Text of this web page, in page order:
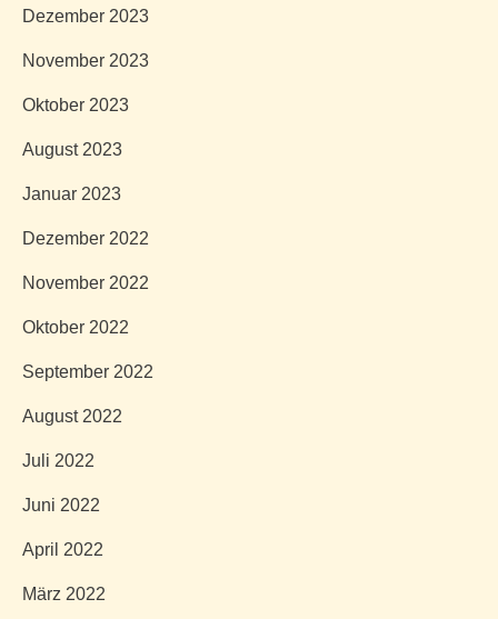
Dezember 2023
November 2023
Oktober 2023
August 2023
Januar 2023
Dezember 2022
November 2022
Oktober 2022
September 2022
August 2022
Juli 2022
Juni 2022
April 2022
März 2022